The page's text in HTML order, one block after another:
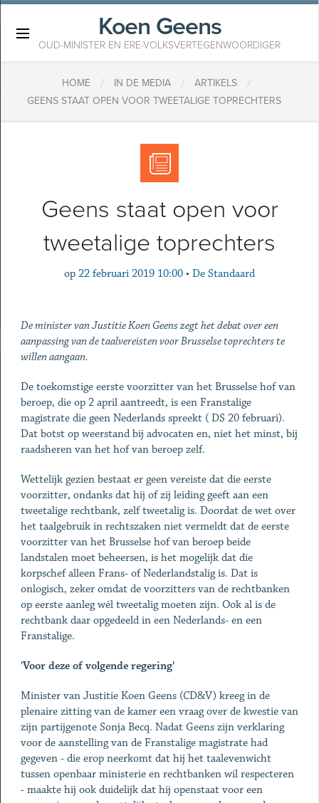
Koen Geens
OUD-MINISTER EN ERE-VOLKSVERTEGENWOORDIGER
HOME / IN DE MEDIA / ARTIKELS /
GEENS STAAT OPEN VOOR TWEETALIGE TOPRECHTERS
Geens staat open voor
tweetalige toprechters
op 22 februari 2019 10:00 • De Standaard
De minister van Justitie Koen Geens zegt het debat over een
aanpassing van de taal­vereisten voor Brusselse toprechters te
willen aangaan.
De toekomstige eerste voorzitter van het Brusselse hof van
beroep, die op 2 april aantreedt, is een Franstalige
magistrate die geen Nederlands spreekt ( DS 20 februari).
Dat botst op weerstand bij advocaten en, niet het minst, bij
raadsheren van het hof van beroep zelf.
Wettelijk gezien bestaat er geen vereiste dat die eerste
voorzitter, ondanks dat hij of zij leiding geeft aan een
tweetalige rechtbank, zelf tweetalig is. Doordat de wet over
het taalgebruik in rechtszaken niet vermeldt dat de eerste
voorzitter van het Brusselse hof van beroep beide
landstalen moet beheersen, is het mogelijk dat die
korpschef alleen Frans- of Nederlandstalig is. Dat is
onlogisch, zeker omdat de voorzitters van de rechtbanken
op eerste aanleg wél tweetalig moeten zijn. Ook al is de
rechtbank daar opgedeeld in een Nederlands- en een
Franstalige.
'Voor deze of volgende regering'
Minister van Justitie Koen Geens (CD&V) kreeg in de
plenaire zitting van de kamer een vraag over de kwestie van
zijn partijgenote Sonja Becq. Nadat Geens zijn verklaring
voor de aanstelling van de Franstalige magistrate had
gegeven - die erop neerkomt dat hij het taalevenwicht
tussen openbaar ministerie en rechtbanken wil respecteren
- maakte hij ook duidelijk dat hij openstaat voor een